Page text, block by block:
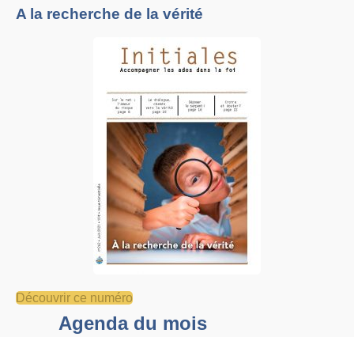
A la recherche de la vérité
Découvrir ce numéro
Agenda du mois